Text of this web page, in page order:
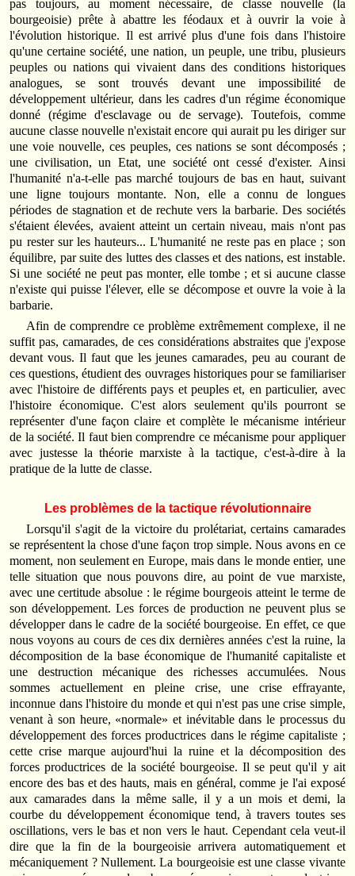
pas toujours, au moment nécessaire, de classe nouvelle (la
bourgeoisie) prête à abattre les féodaux et à ouvrir la voie à
l'évolution historique. Il est arrivé plus d'une fois dans l'histoire
qu'une certaine société, une nation, un peuple, une tribu, plusieurs
peuples ou nations qui vivaient dans des conditions historiques
analogues, se sont trouvés devant une impossibilité de
développement ultérieur, dans les cadres d'un régime économique
donné (régime d'esclavage ou de servage). Toutefois, comme
aucune classe nouvelle n'existait encore qui aurait pu les diriger sur
une voie nouvelle, ces peuples, ces nations se sont décomposés ;
une civilisation, un Etat, une société ont cessé d'exister. Ainsi
l'humanité n'a-t-elle pas marché toujours de bas en haut, suivant
une ligne toujours montante. Non, elle a connu de longues
périodes de stagnation et de rechute vers la barbarie. Des sociétés
s'étaient élevées, avaient atteint un certain niveau, mais n'ont pas
pu rester sur les hauteurs... L'humanité ne reste pas en place ; son
équilibre, par suite des luttes des classes et des nations, est instable.
Si une société ne peut pas monter, elle tombe ; et si aucune classe
n'existe qui puisse l'élever, elle se décompose et ouvre la voie à la
barbarie.
Afin de comprendre ce problème extrêmement complexe, il ne
suffit pas, camarades, de ces considérations abstraites que j'expose
devant vous. Il faut que les jeunes camarades, peu au courant de
ces questions, étudient des ouvrages historiques pour se familiariser
avec l'histoire de différents pays et peuples et, en particulier, avec
l'histoire économique. C'est alors seulement qu'ils pourront se
représenter d'une façon claire et complète le mécanisme intérieur
de la société. Il faut bien comprendre ce mécanisme pour appliquer
avec justesse la théorie marxiste à la tactique, c'est-à-dire à la
pratique de la lutte de classe.
Les problèmes de la tactique révolutionnaire
Lorsqu'il s'agit de la victoire du prolétariat, certains camarades
se représentent la chose d'une façon trop simple. Nous avons en ce
moment, non seulement en Europe, mais dans le monde entier, une
telle situation que nous pouvons dire, au point de vue marxiste,
avec une certitude absolue : le régime bourgeois atteint le terme de
son développement. Les forces de production ne peuvent plus se
développer dans le cadre de la société bourgeoise. En effet, ce que
nous voyons au cours de ces dix dernières années c'est la ruine, la
décomposition de la base économique de l'humanité capitaliste et
une destruction mécanique des richesses accumulées. Nous
sommes actuellement en pleine crise, une crise effrayante,
inconnue dans l'histoire du monde et qui n'est pas une crise simple,
venant à son heure, «normale» et inévitable dans le processus du
développement des forces productrices dans le régime capitaliste ;
cette crise marque aujourd'hui la ruine et la décomposition des
forces productrices de la société bourgeoise. Il se peut qu'il y ait
encore des bas et des hauts, mais en général, comme je l'ai exposé
aux camarades dans la même salle, il y a un mois et demi, la
courbe du développement économique tend, à travers toutes ses
oscillations, vers le bas et non vers le haut. Cependant cela veut-il
dire que la fin de la bourgeoisie arrivera automatiquement et
mécaniquement ? Nullement. La bourgeoisie est une classe vivante